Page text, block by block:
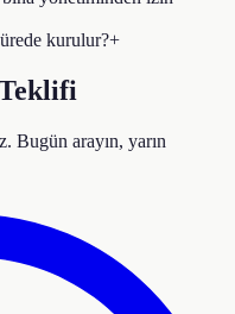
kurulur?+
Bugün arayın, yarın